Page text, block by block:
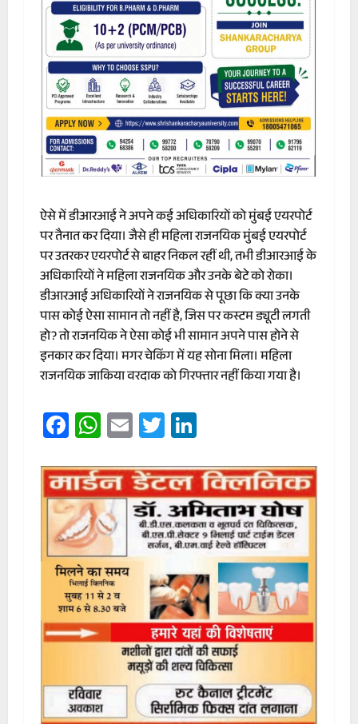
ऐसे में डीआरआई ने अपने कई अधिकारियों को मुंबई एयरपोर्ट
पर तैनात कर दिया। जैसे ही महिला राजनयिक मुंबई एयरपोर्ट
पर उतरकर एयरपोर्ट से बाहर निकल रहीं थी, तभी डीआरआई के
अधिकारियों ने महिला राजनयिक और उनके बेटे को रोका।
डीआरआई अधिकारियों ने राजनयिक से पूछा कि क्या उनके
पास कोई ऐसा सामान तो नहीं है, जिस पर कस्टम ड्यूटी लगती
हो? तो राजनयिक ने ऐसा कोई भी सामान अपने पास होने से
इनकार कर दिया। मगर चेकिंग में यह सोना मिला। महिला
राजनयिक जाकिया वरदाक को गिरफ्तार नहीं किया गया है।
Facebook
WhatsApp
EmailTwitter